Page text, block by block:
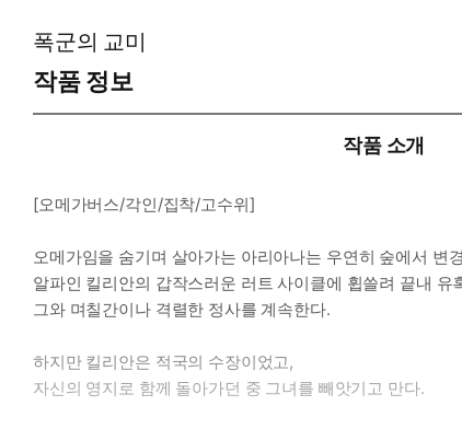
폭군의 교미
작품 정보
작품 소개
[오메가버스/각인/집착/고수위]
오메가임을 숨기며 살아가는 아리아나는 우연히 숲에서 변
알파인 킬리안의 갑작스러운 러트 사이클에 휩쓸려 끝내 유
그와 며칠간이나 격렬한 정사를 계속한다.
하지만 킬리안은 적국의 수장이었고,
자신의 영지로 함께 돌아가던 중 그녀를 빼앗기고 만다.